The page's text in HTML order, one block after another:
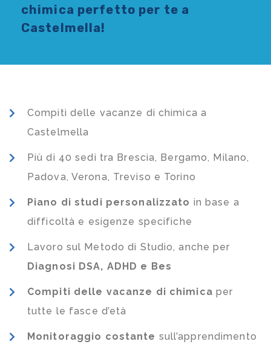
chimica perfetto per te a
Castelmella!
Compiti delle vacanze di chimica a
Castelmella
Più di 40 sedi tra Brescia, Bergamo, Milano,
Padova, Verona, Treviso e Torino
Piano di studi personalizzato in base a
difficoltà e esigenze specifiche
Lavoro sul Metodo di Studio, anche per
Diagnosi DSA, ADHD e Bes
Compiti delle vacanze di chimica per
tutte le fasce d’età
Monitoraggio costante sull’apprendimento